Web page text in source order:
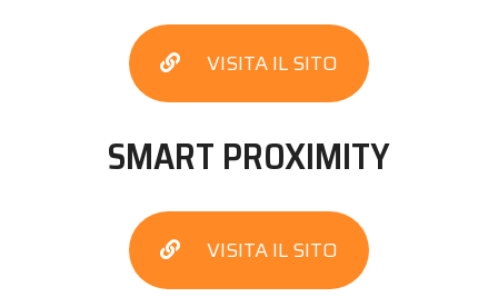
VISITA IL SITO
SMART PROXIMITY
VISITA IL SITO